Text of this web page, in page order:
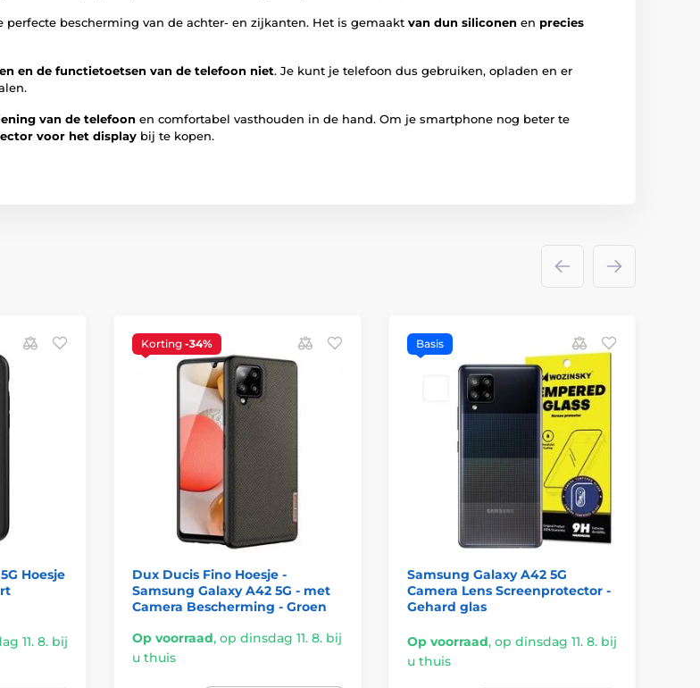
perfecte bescherming van de achter- en zijkanten. Het is gemaakt van dun siliconen en precies
en de functietoetsen van de telefoon niet. Je kunt je telefoon dus gebruiken, opladen en er
van de telefoon en comfortabel vasthouden in de hand. Om je smartphone nog beter te
voor het display bij te kopen.
Hoesje
11. 8. bij
Korting -34%
Dux Ducis Fino Hoesje -
Samsung Galaxy A42 5G - met
Camera Bescherming - Groen
Op voorraad, op dinsdag 11. 8. bij
u thuis
Basis
Samsung Galaxy A42 5G
Camera Lens Screenprotector -
Gehard glas
Op voorraad, op dinsdag 11. 8. bij
u thuis